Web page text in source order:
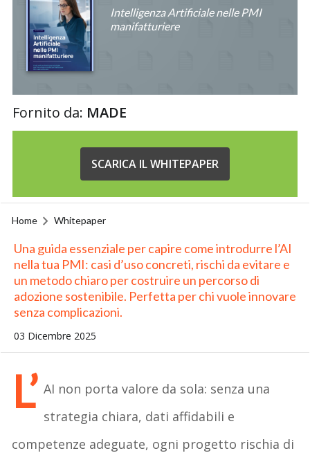
Intelligenza Artificiale nelle PMI
manifatturiere
Fornito da: MADE
SCARICA IL WHITEPAPER
Home Whitepaper
Una guida essenziale per capire come introdurre l’AI
nella tua PMI: casi d’uso concreti, rischi da evitare e
un metodo chiaro per costruire un percorso di
adozione sostenibile. Perfetta per chi vuole innovare
senza complicazioni.
03 Dicembre 2025
L’ AI non porta valore da sola: senza una
strategia chiara, dati affidabili e
competenze adeguate, ogni progetto rischia di